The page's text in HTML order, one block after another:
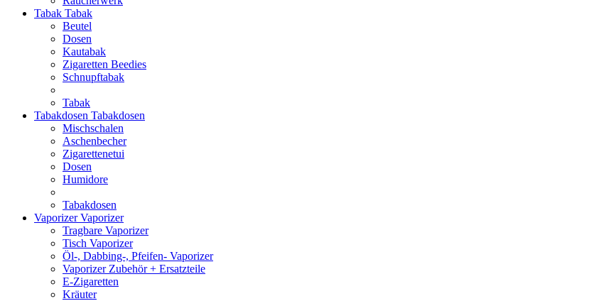
Tabak Tabak
Beutel
Dosen
Kautabak
Zigaretten Beedies
Schnupftabak
Tabak
Tabakdosen Tabakdosen
Mischschalen
Aschenbecher
Zigarettenetui
Dosen
Humidore
Tabakdosen
VaporizerVaporizer
Tragbare Vaporizer
Tisch Vaporizer
Öl-, Dabbing-, Pfeifen- Vaporizer
Vaporizer Zubehör + Ersatzteile
E-Zigaretten
Kräuter